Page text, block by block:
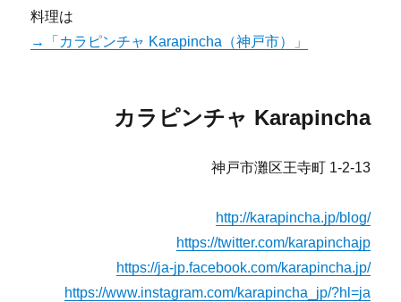
料理は
→「カラピンチャ Karapincha（神戸市）」
カラピンチャ Karapincha
神戸市灘区王寺町 1-2-13
http://karapincha.jp/blog/
https://twitter.com/karapinchajp
https://ja-jp.facebook.com/karapincha.jp/
https://www.instagram.com/karapincha_jp/?hl=ja